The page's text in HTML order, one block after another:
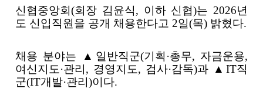
신협중앙회(회장 김윤식, 이하 신협)는 2026년
도 신입직원을 공개 채용한다고 2일(목) 밝혔다.
채용 분야는 ▲ 일반직군(기획 ·총무, 자금운용,
여신지도·관리 , 경영지도, 검사·감독)과 ▲IT직
군(IT개발·관리)이다.